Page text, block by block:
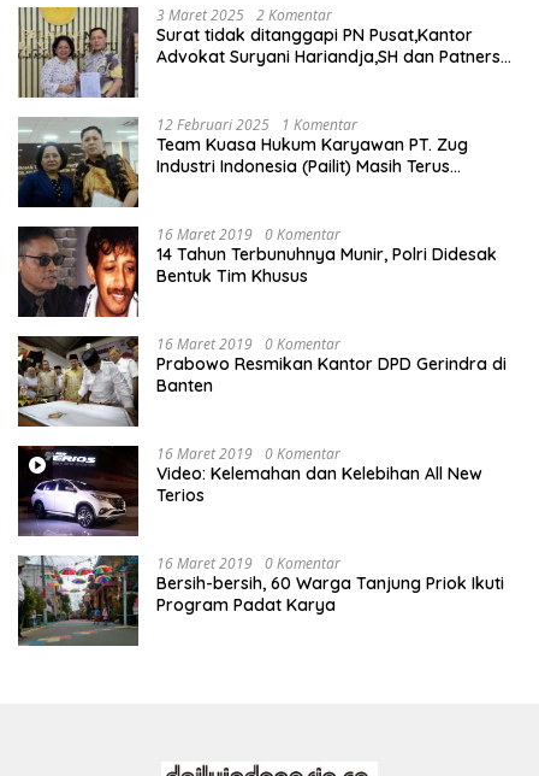
3 Maret 2025 2 Komentar
Surat tidak ditanggapi PN Pusat,Kantor
Advokat Suryani Hariandja,SH dan Patners
12 Februari 2025 1 Komentar
Team Kuasa Hukum Karyawan PT. Zug
Industri Indonesia (Pailit) Masih Terus
16 Maret 2019 0 Komentar
14 Tahun Terbunuhnya Munir, Polri Didesak
Bentuk Tim Khusus
16 Maret 2019 0 Komentar
Prabowo Resmikan Kantor DPD Gerindra di
Banten
16 Maret 2019 0 Komentar
Video: Kelemahan dan Kelebihan All New
Terios
16 Maret 2019 0 Komentar
Bersih-bersih, 60 Warga Tanjung Priok Ikuti
Program Padat Karya